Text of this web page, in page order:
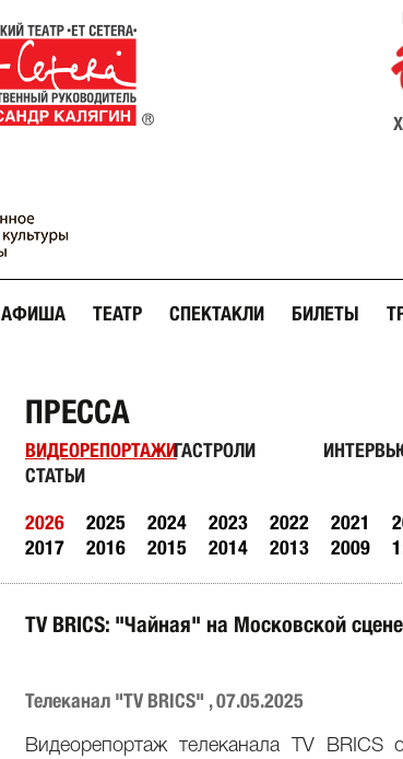
АФИША ТЕАТР СПЕКТАКЛИ БИЛЕТЫ
ПРЕССА
ВИДЕОРЕПОРТАЖИГАСТРОЛИ
СТАТЬИ
2026 2025 2024 2023 2022 2021
2017
2016 2015 2014 2013 2009
TV BRICS: "Чайная" на Московской сцене
Телеканал "TV BRICS" , 07.05.2025
Видеорепортаж телеканала TV BRICS